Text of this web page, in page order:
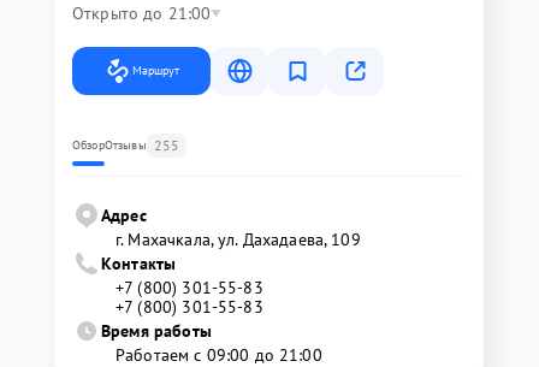
Открыто до 21:00
Маршрут
ОбзорОтзывы 255
Адрес
г. Махачкала, ул. Дахадаева, 109
Контакты
+7 (800) 301-55-83
+7 (800) 301-55-83
Время работы
Работаем с 09:00 до 21:00